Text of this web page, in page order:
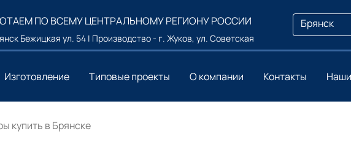
ПО ВСЕМУ ЦЕНТРАЛЬНОМУ РЕГИОНУ РОССИИ
Бежицкая ул. 54 | Производство - г. Жуков, ул. Советская
Брянск
Изготовление Типовые проекты О компании Контакты
купить в Брянске